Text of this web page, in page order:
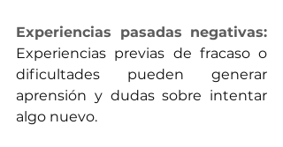
Experiencias pasadas negativas:
Experiencias previas de fracaso o
dificultades pueden generar
aprensión y dudas sobre intentar
algo nuevo.